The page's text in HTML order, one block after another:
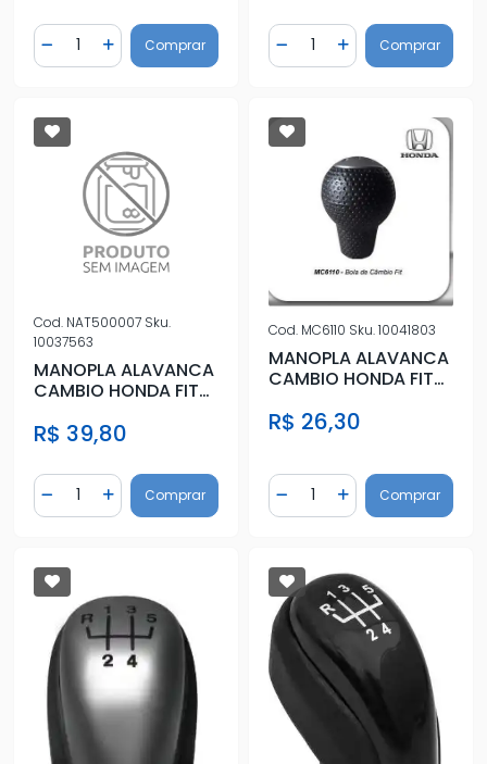
Diminuir Quantidade
Quantidade
Adicionar Quantidade
Comprar Diminuir Quantidade
Quantidade
AdicionarComprar
Cod. NAT500007 Sku.
10037563
MANOPLA ALAVANCA
CAMBIO HONDA FIT
R$ 39,80
Diminuir Quantidade
Quantidade
Adicionar Quantidade
Comprar
Cod. MC6110 Sku.10041803
MANOPLA ALAVANCA
CAMBIO HONDA FIT
R$ 26,30
Diminuir Quantidade
Quantidade
AdicionarComprar